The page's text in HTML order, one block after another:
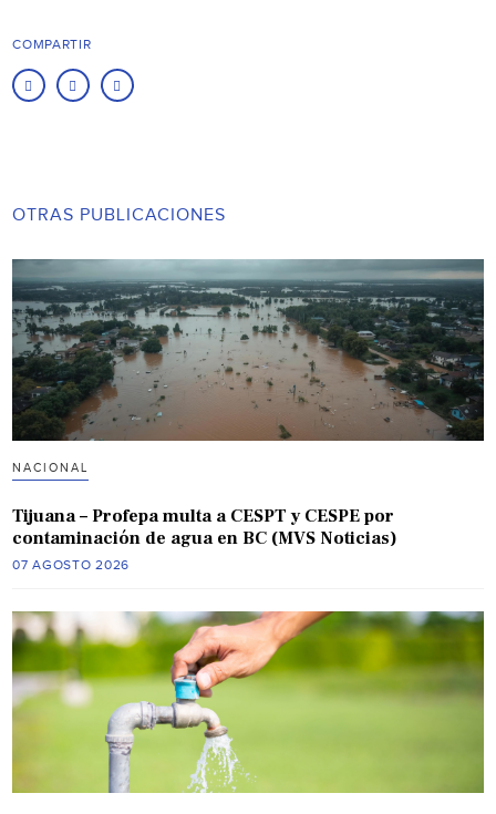
COMPARTIR
OTRAS PUBLICACIONES
NACIONAL
Tijuana – Profepa multa a CESPT y CESPE por
contaminación de agua en BC (MVS Noticias)
07 AGOSTO 2026